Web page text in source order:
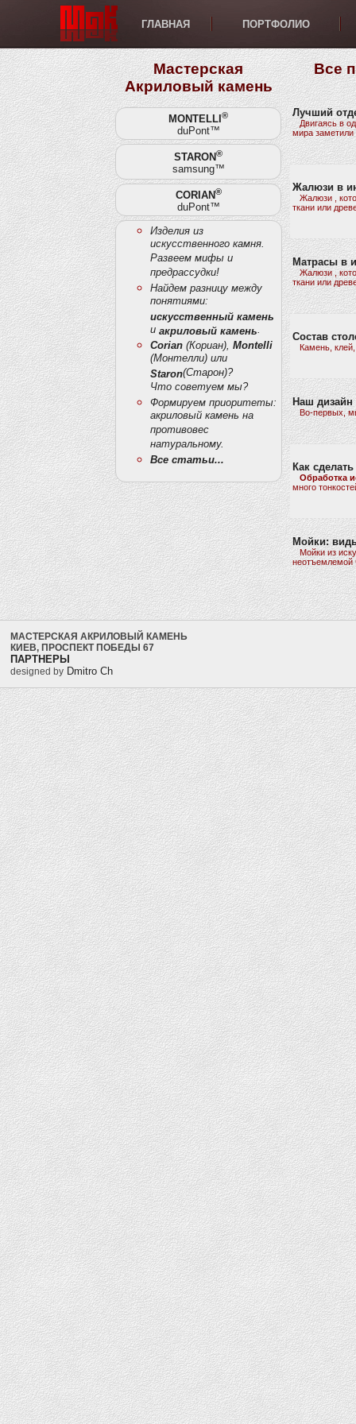
ГЛАВНАЯ ПОРТФОЛИО
Мастерская
Акриловый камень
MONTELLI ®
duPont™
STARON®
samsung™
CORIAN®
duPont™
Изделия из
искусственного камня.
Развеем мифы и
предрассудки!
Найдем разницу между
понятиями:
искусственный камень
и акриловый камень.
Corian(Кориан), Montelli
(Монтелли) или
Staron(Старон)?
Что советуем мы?
Формируем приоритеты:
акриловый камень на
противовес
натуральному.
Все статьи...
Все
Лучший
Двигаясь в
мира заметили
Жалюзи в
Жалюзи ,
ткани или
Матрасы в
Жалюзи ,
ткани или
Состав
Камень, клей,
Наш дизайн
Во-первых, мы
Как
Обработка
много
Мойки:
Мойки из
неотъемлемой
МАСТЕРСКАЯ АКРИЛОВЫЙ КАМЕНЬ
КИЕВ, ПРОСПЕКТ ПОБЕДЫ 67
ПАРТНЕРЫ
designed by Dmitro Ch